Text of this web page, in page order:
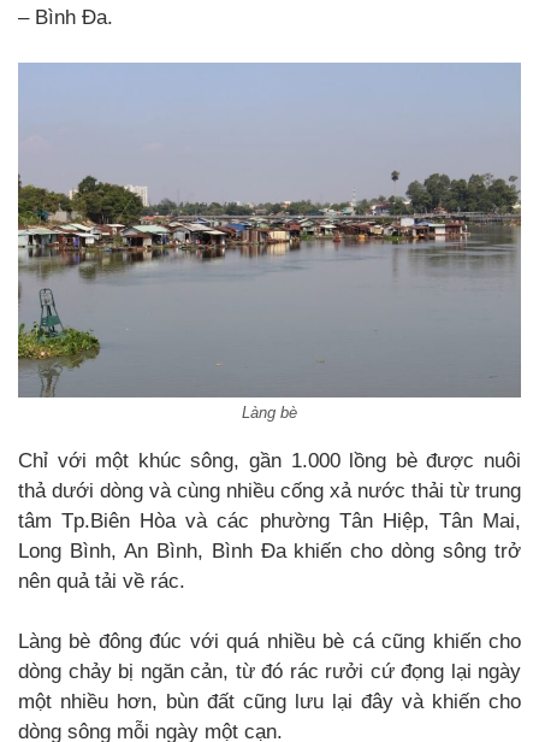
– Bình Đa.
Làng bè
Chỉ với một khúc sông, gần 1.000 lồng bè được nuôi
thả dưới dòng và cùng nhiều cống xả nước thải từ trung
tâm Tp.Biên Hòa và các phường Tân Hiệp, Tân Mai,
Long Bình, An Bình, Bình Đa khiến cho dòng sông trở
nên quả tải về rác.
Làng bè đông đúc với quá nhiều bè cá cũng khiến cho
dòng chảy bị ngăn cản, từ đó rác rưởi cứ đọng lại ngày
một nhiều hơn, bùn đất cũng lưu lại đây và khiến cho
dòng sông mỗi ngày một cạn.